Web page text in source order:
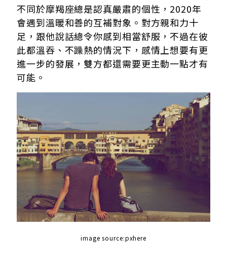
不同於摩羯座總是認真嚴肅的個性，2020年
會遇到溫暖和善的互補對象。對方親和力十
足，跟他說話總令你感到相當舒服，不過在彼
此都溫吞、不躁熱的情況下，感情上想要有更
進一步的發展，雙方都還需要更主動一點才有
可能。
image source:pxhere